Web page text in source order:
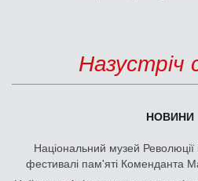
Назустріч
НОВИНИ
Національний музей Революції
фестивалі пам'яті Коменданта